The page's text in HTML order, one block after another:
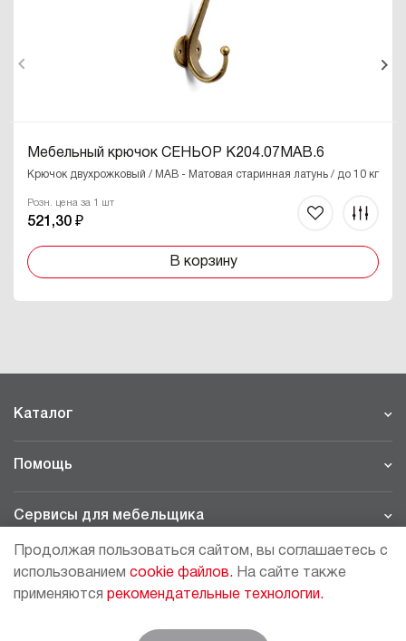
Мебельный крючок СЕНЬОР K204.07MAB.6
Крючок двухрожковый / MAB - Матовая старинная латунь / до 10 кг
Розн. цена за 1 шт
521,30 ₽
В корзину
Каталог
Помощь
Сервисы для мебельщика
МОСКВА - ШОУРУМ/СКЛАД
Продолжая пользоваться сайтом, вы соглашаетесь с
использованием cookie файлов. На сайте также
применяются рекомендательные технологии.